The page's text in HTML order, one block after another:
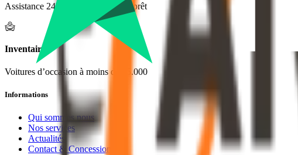
Assistance 24h/24h & véhicule de prêt
Inventaire
Voitures d’occasion à moins de 15.000
Informations
Qui sommes nous
Nos services
Actualités
Contact & Concessions